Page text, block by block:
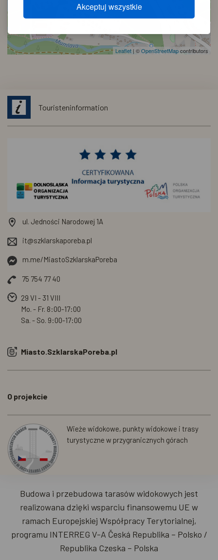
Akceptuj wszystkie
Leaflet | ©OpenStreetMapcontributors
Touristeninformation
ul. Jedności Narodowej 1A
it@szklarskaporeba.pl
m.me/MiastoSzklarskaPoreba
75 754 77 40
29 VI - 31 VIII
Mo. - Fr. 8:00-17:00
Sa. - So. 9:00-17:00
Miasto.SzklarskaPoreba.pl
O projekcie
Wieże widokowe, punkty widokowe i trasy
turystyczne w przygranicznych górach
Budowa i przebudowa tarasów widokowych jest
realizowana dzięki wsparciu finansowemu UE w
ramach Europejskiej Współpracy Terytorialnej,
programu INTERREG V-A Česká Republika – Polsko /
Republika Czeska – Polska